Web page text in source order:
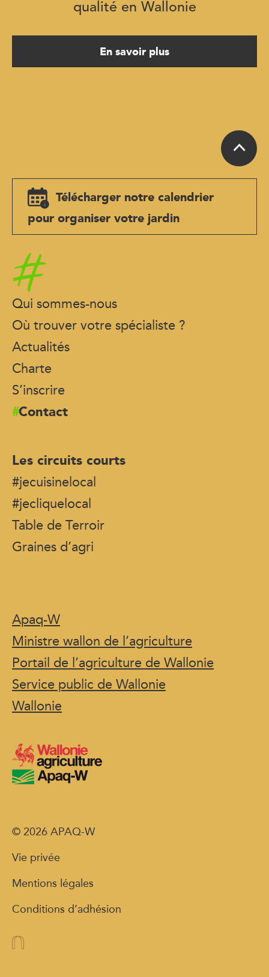
qualité en Wallonie
En savoir plus
Télécharger notre calendrier
pour organiser votre jardin
Accueil
Qui sommes-nous
Où trouver votre spécialiste ?
Actualités
Charte
S’inscrire
Contact
Les circuits courts
#jecuisinelocal
#jecliquelocal
Table de Terroir
Graines d’agri
Apaq-W
Ministre wallon de l’agriculture
Portail de l’agriculture de Wallonie
Service public de Wallonie
Wallonie
© 2026 APAQ-W
Vie privée
Mentions légales
Conditions d’adhésion